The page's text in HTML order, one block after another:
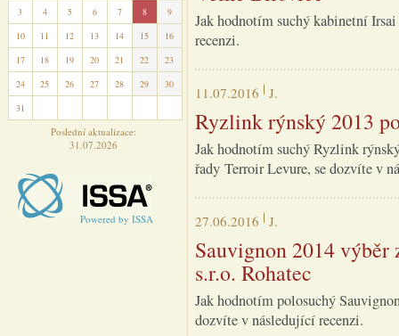
3
4 5 6 7 8
9
10
11 12 13 14 15
16
17
18 19 20 21 22
23
24
25 26 27 28 29
30
31
Poslední aktualizace:
31.07.2026
Powered by ISSA
Jak hodnotím suchý kabinetní
recenzi.
11.07.2016 J.
Ryzlink rýnský 2013
Jak hodnotím suchý Ryzlink
řady Terroir Levure, se dozvíte v
27.06.2016 J.
Sauvignon 2014
s.r.o. Rohatec
Jak hodnotím polosuchý
dozvíte v následující recenzi.